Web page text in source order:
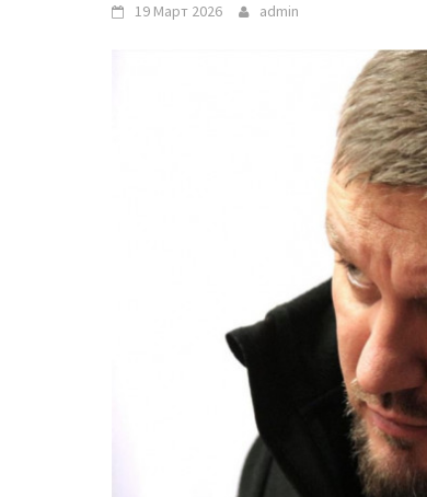
19 Март 2026 admin